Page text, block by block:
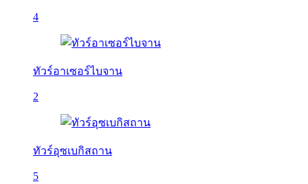
4
ทัวร์อาเซอร์ไบจาน
2
ทัวร์อุซเบกิสถาน
5